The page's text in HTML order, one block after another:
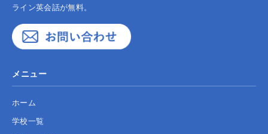
ライン英会話が無料。
メニュー
ホーム
学校一覧